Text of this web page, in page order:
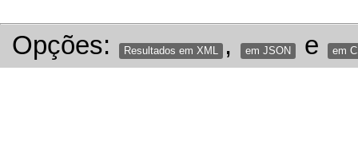
Opções: Resultados em XML , em JSON e em